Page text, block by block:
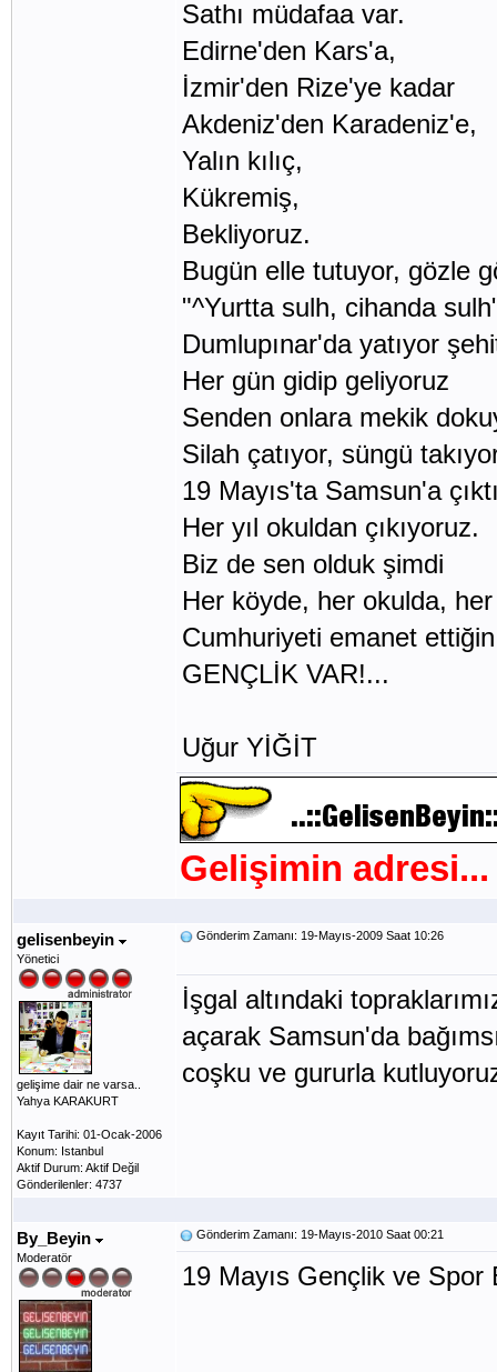
Sathı müdafaa var.
Edirne'den Kars'a,
İzmir'den Rize'ye kadar
Akdeniz'den Karadeniz'e,
Yalın kılıç,
Kükremiş,
Bekliyoruz.
Bugün elle tutuyor, gözle
"^Yurtta sulh, cihanda
Dumlupınar'da yatıyor
Her gün gidip geliyoruz
Senden onlara mekik
Silah çatıyor, süngü
19 Mayıs'ta Samsun'a
Her yıl okuldan çıkıyoruz.
Biz de sen olduk şimdi
Her köyde, her okulda,
Cumhuriyeti emanet ettiğin
GENÇLİK VAR!...
Uğur YİĞİT
Gelişimin adresi...
gelisenbeyin
Yönetici
gelişime dair ne varsa..
Yahya KARAKURT
Kayıt Tarihi: 01-Ocak-2006
Konum: Istanbul
Aktif Durum: Aktif Değil
Gönderilenler: 4737
Gönderim Zamanı: 19-Mayıs-2009 Saat 10:26
İşgal altındaki
açarak Samsun'da
coşku ve gururla
By_Beyin
Moderatör
Gönderim Zamanı: 19-Mayıs-2010 Saat 00:21
19 Mayıs Gençlik ve Spor